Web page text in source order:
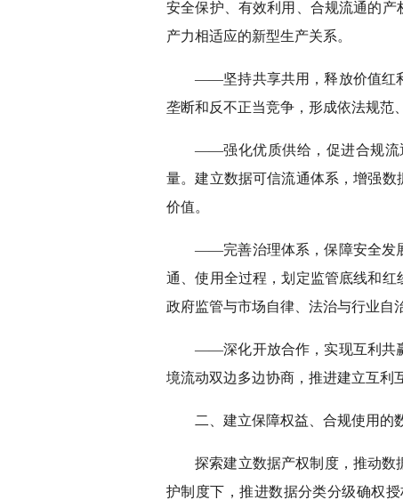
安全保护、有效利用、合规流通的
产力相适应的新型生产关系。
——坚持共享共用，释放价值红
垄断和反不正当竞争，形成依法规范
——强化优质供给，促进合规流
量。建立数据可信流通体系，增强
价值。
——完善治理体系，保障安全发
通、使用全过程，划定监管底线和
政府监管与市场自律、法治与行业自
——深化开放合作，实现互利共
境流动双边多边协商，推进建立互利
二、建立保障权益、合规使用的
探索建立数据产权制度，推动
护制度下，推进数据分类分级确权